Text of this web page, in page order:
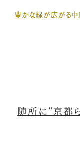
豊かな緑が広がる中庭
随所に“京都